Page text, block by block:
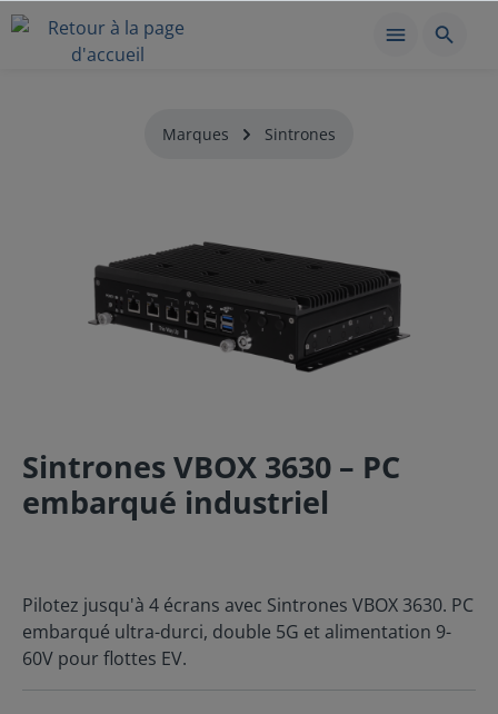
Marques Sintrones
Sintrones VBOX 3630 – PC
embarqué industriel
Pilotez jusqu'à 4 écrans avec Sintrones VBOX 3630. PC
embarqué ultra-durci, double 5G et alimentation 9-
60V pour flottes EV.